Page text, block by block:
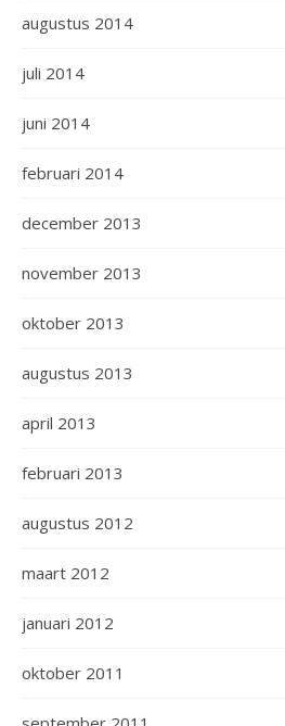
augustus 2014
juli 2014
juni 2014
februari 2014
december 2013
november 2013
oktober 2013
augustus 2013
april 2013
februari 2013
augustus 2012
maart 2012
januari 2012
oktober 2011